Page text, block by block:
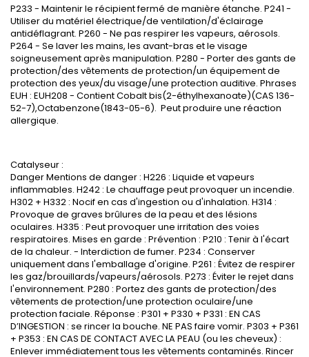
P233 - Maintenir le récipient fermé de manière étanche. P241 -
Utiliser du matériel électrique/de ventilation/d'éclairage
antidéflagrant. P260 - Ne pas respirer les vapeurs, aérosols.
P264 - Se laver les mains, les avant-bras et le visage
soigneusement après manipulation. P280 - Porter des gants de
protection/des vêtements de protection/un équipement de
protection des yeux/du visage/une protection auditive. Phrases
EUH : EUH208 - Contient Cobalt bis(2-éthylhexanoate)(CAS 136-
52-7),Octabenzone(1843-05-6). Peut produire une réaction
allergique.
Catalyseur :
Danger Mentions de danger : H226 : Liquide et vapeurs
inflammables. H242 : Le chauffage peut provoquer un incendie.
H302 + H332 : Nocif en cas d'ingestion ou d'inhalation. H314 :
Provoque de graves brûlures de la peau et des lésions
oculaires. H335 : Peut provoquer une irritation des voies
respiratoires. Mises en garde : Prévention : P210 : Tenir à l'écart
de la chaleur. - Interdiction de fumer. P234 : Conserver
uniquement dans l'emballage d'origine. P261 : Évitez de respirer
les gaz/brouillards/vapeurs/aérosols. P273 : Éviter le rejet dans
l'environnement. P280 : Portez des gants de protection/des
vêtements de protection/une protection oculaire/une
protection faciale. Réponse : P301 + P330 + P331 : EN CAS
D’INGESTION : se rincer la bouche. NE PAS faire vomir. P303 + P361
+ P353 : EN CAS DE CONTACT AVEC LA PEAU (ou les cheveux) :
Enlever immédiatement tous les vêtements contaminés. Rincer